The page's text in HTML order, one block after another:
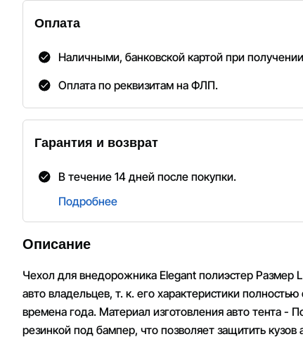
Описание
Чехол для внедорожника Elegant полиэстер Размер
авто владельцев, т. к. его характеристики
времена года. Материал изготовления авто тента -
резинкой под бампер, что позволяет защитить кузов
Оплата
Наличными, банковской картой при
Оплата по реквизитам на ФЛП.
Гарантия и возврат
В течение 14 дней после покупки.
Подробнее